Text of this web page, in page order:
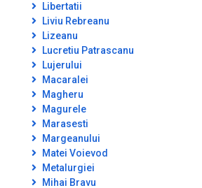
Libertatii
Liviu Rebreanu
Lizeanu
Lucretiu Patrascanu
Lujerului
Macaralei
Magheru
Magurele
Marasesti
Margeanului
Matei Voievod
Metalurgiei
Mihai Bravu